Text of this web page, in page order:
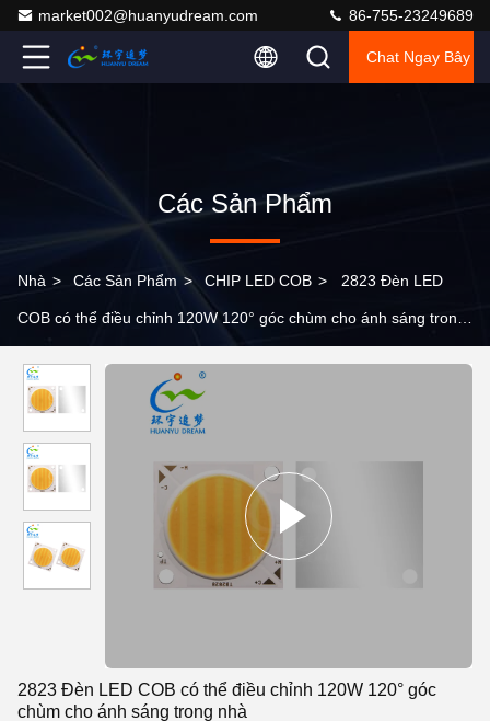
market002@huanyudream.com 86-755-23249689
Chat Ngay Bây
Các Sản Phẩm
Nhà > Các Sản Phẩm > CHIP LED COB > 2823 Đèn LED
COB có thể điều chỉnh 120W 120° góc chùm cho ánh sáng trong
2823 Đèn LED COB có thể điều chỉnh 120W 120° góc
chùm cho ánh sáng trong nhà